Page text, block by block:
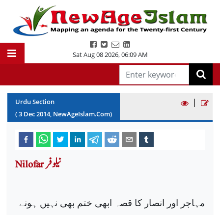
Sat Aug 08 2026,06:09 AM
Urdu Section
(3 Dec2014, NewAgeIslam.Com)
|
Nilofar نیلو فر
مہاجر اور انصار کا قصہ ابھی ختم بھی نہیں ہونے